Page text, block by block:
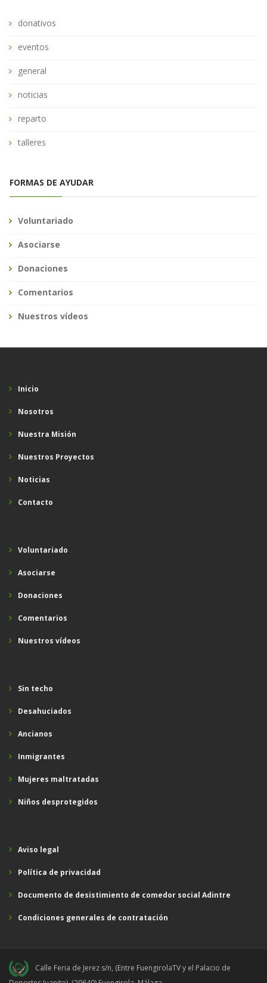
donativos
eventos
general
noticias
reparto
talleres
FORMAS DE AYUDAR
Voluntariado
Asociarse
Donaciones
Comentarios
Nuestros vídeos
Inicio
Nosotros
Nuestra Misión
Nuestros Proyectos
Noticias
Contacto
Voluntariado
Asociarse
Donaciones
Comentarios
Nuestros vídeos
Sin techo
Desahuciados
Ancianos
Inmigrantes
Mujeres maltratadas
Niños desprotegidos
Aviso legal
Política de privacidad
Documento de desistimiento de comedor social Adintre
Condiciones generales de contratación
Calle Feria de Jerez s/n, (Entre FuengirolaTV y el Palacio de